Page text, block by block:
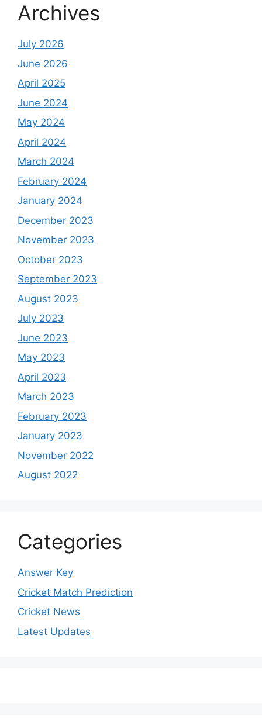
Archives
July 2026
June 2026
April 2025
June 2024
May 2024
April 2024
March 2024
February 2024
January 2024
December 2023
November 2023
October 2023
September 2023
August 2023
July 2023
June 2023
May 2023
April 2023
March 2023
February 2023
January 2023
November 2022
August 2022
Categories
Answer Key
Cricket Match Prediction
Cricket News
Latest Updates